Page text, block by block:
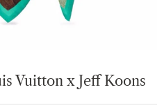
Vuitton x Jeff Koons